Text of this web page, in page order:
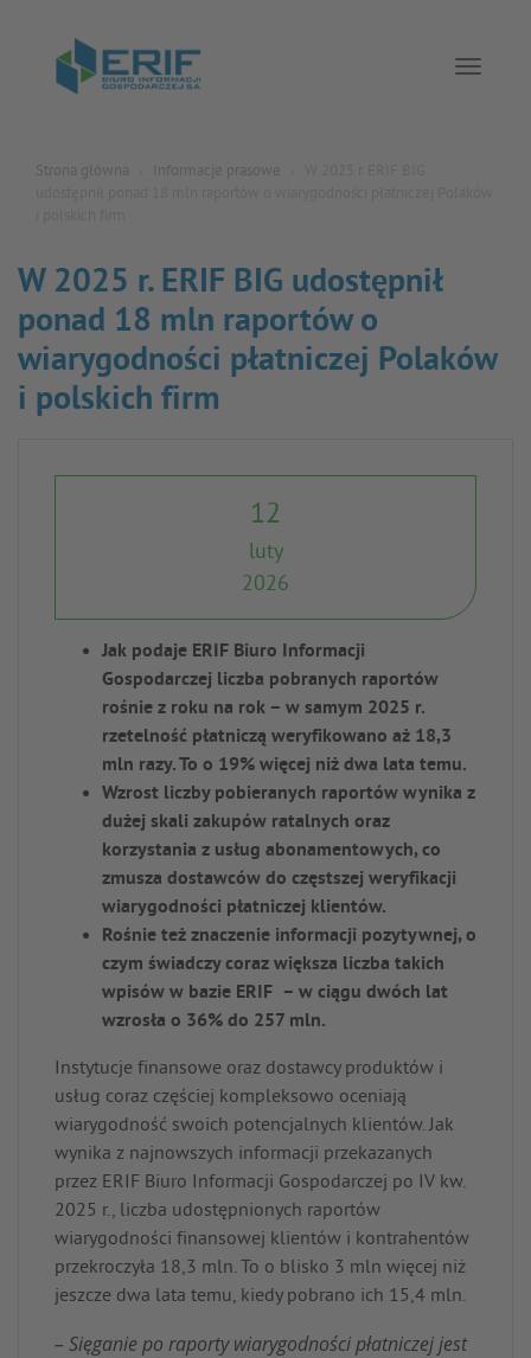
Strona główna Informacje prasowe
W 2025 r. ERIF BIG udostępnił
ponad 18 mln raportów o
wiarygodności płatniczej Polaków
i polskich firm
12
luty
2026
Jak podaje ERIF Biuro Informacji
Gospodarczej liczba pobranych raportów
rośnie z roku na rok – w samym 2025 r.
rzetelność płatniczą weryfikowano aż 18,3
mln razy. To o 19% więcej niż dwa lata temu.
Wzrost liczby pobieranych raportów wynika z
dużej skali zakupów ratalnych oraz
korzystania z usług abonamentowych, co
zmusza dostawców do częstszej weryfikacji
wiarygodności płatniczej klientów.
Rośnie też znaczenie informacji pozytywnej, o
czym świadczy coraz większa liczba takich
wpisów w bazie ERIF – w ciągu dwóch lat
wzrosła o 36% do 257 mln.
Instytucje finansowe oraz dostawcy produktów i
usług coraz częściej kompleksowo oceniają
wiarygodność swoich potencjalnych klientów. Jak
wynika z najnowszych informacji przekazanych
przez ERIF Biuro Informacji Gospodarczej po IV kw.
2025 r., liczba udostępnionych raportów
wiarygodności finansowej klientów i kontrahentów
przekroczyła 18,3 mln. To o blisko 3 mln więcej niż
jeszcze dwa lata temu, kiedy pobrano ich 15,4 mln.
– Sięganie po raporty wiarygodności płatniczej jest